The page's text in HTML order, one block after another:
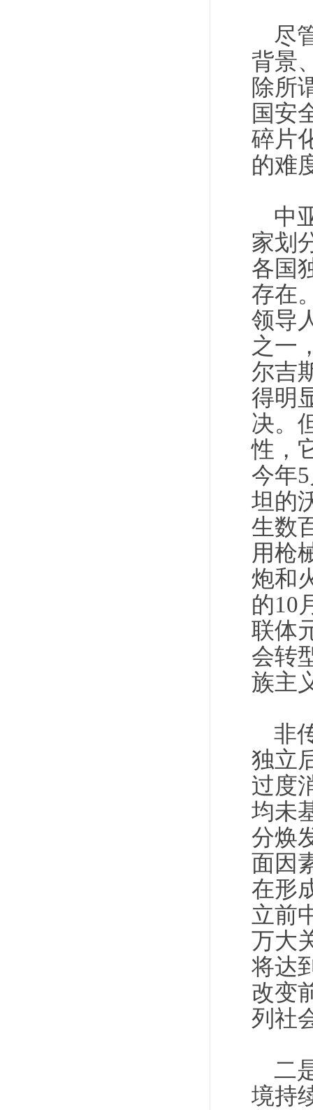
尽
背景
除所
国安
碎片
的难
中
家划
各国
存在
领导
之一
尔吉
得明
决。
性，
今年
坦的
生数
用枪
炮和
的10
联体
会转
族主
非
独立
过度
均未
分焕
面因
在形
立前
万大
将达
改变
列社
二
境持